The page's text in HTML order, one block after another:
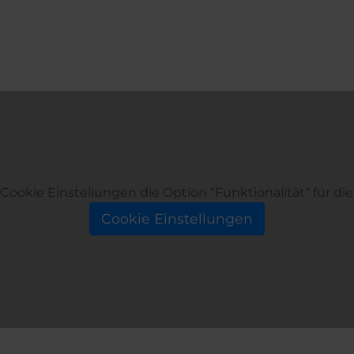
Einstellungen die Option "Funktionalität" für
Cookie Einstellungen